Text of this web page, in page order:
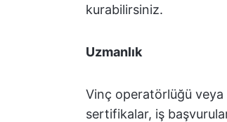
kurabilirsiniz.
Uzmanlık
Vinç operatörlüğü veya
sertifikalar, iş